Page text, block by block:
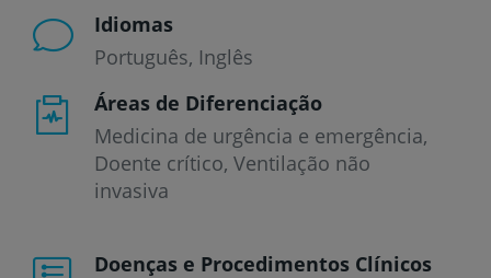
Idiomas
Português Inglês
Áreas de Diferenciação
Medicina de urgência e emergência,
Doente crítico, Ventilação não
invasiva
Doenças e Procedimentos Clínicos